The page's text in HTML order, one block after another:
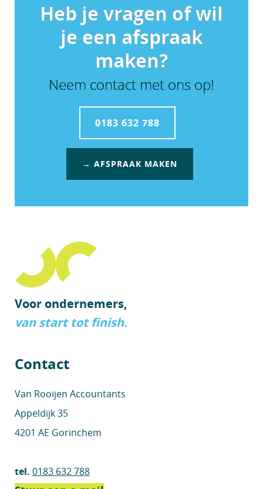
Heb je vragen of wil
je een afspraak
maken?
Neem contact met ons op!
0183 632 788
→ AFSPRAAK MAKEN
Voor ondernemers,
van start tot finish.
Contact
Van Rooijen Accountants
Appeldijk 35
4201 AE Gorinchem
tel. 0183 632 788